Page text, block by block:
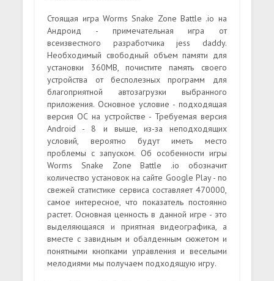
Стоящая игра Worms Snake Zone Battle .io на
Андроид - примечательная игра от
всеизвестного разработчика jess daddy.
Необходимый свободный объем памяти для
установки 360MB, почистите память своего
устройства от бесполезных программ для
благоприятной автозагрузки выбранного
приложения. Основное условие - подходящая
версия ОС на устройстве - Требуемая версия
Android - 8 и выше, из-за неподходящих
условий, вероятно будут иметь место
проблемы с запуском. Об особенности игры
Worms Snake Zone Battle .io обозначит
количество установок на сайте Google Play - по
свежей статистике сервиса составляет 470000,
самое интересное, что показатель постоянно
растет. Основная ценность в данной игре - это
выделяющаяся и приятная видеографика, а
вместе с завидным и обалденным сюжетом и
понятными кнопками управления и веселыми
мелодиями мы получаем подходящую игру.